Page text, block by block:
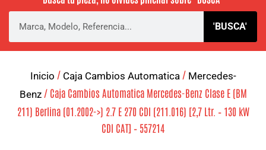
'BUSCA'
Inicio / Caja Cambios Automatica / Mercedes-
Benz/ Caja Cambios Automatica Mercedes-Benz Clase E (BM
211) Berlina (01.2002->) 2.7 E 270 CDI (211.016) [2,7 Ltr. – 130 kW
CDI CAT] – 557214